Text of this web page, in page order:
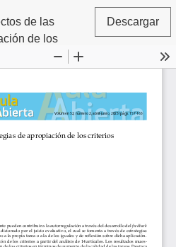
del artículo
de las
de los
Descargar